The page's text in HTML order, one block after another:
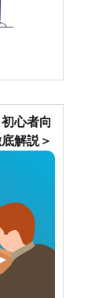
心者向
解説＞